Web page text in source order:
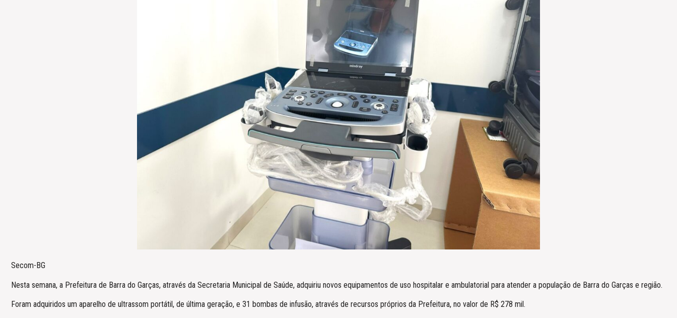
Secom-BG
Nesta semana, a Prefeitura de Barra do Garças, através da Secretaria Municipal de Saúde, adquiriu novos equipamentos de uso hospitalar e ambulatorial para atender a população de Barra do Garças e região.
Foram adquiridos um aparelho de ultrassom portátil, de última geração, e 31 bombas de infusão, através de recursos próprios da Prefeitura, no valor de R$ 278 mil.